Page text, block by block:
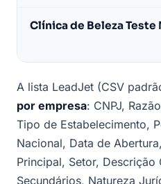
Clínica de Beleza Teste
A lista LeadJet (CSV
por empresa: CNPJ,
Tipo de Estabelecimento,
Nacional, Data de
Principal, Setor, Descrição
Secundários, Natureza